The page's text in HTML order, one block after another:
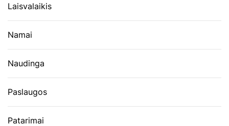
Laisvalaikis
Namai
Naudinga
Paslaugos
Patarimai